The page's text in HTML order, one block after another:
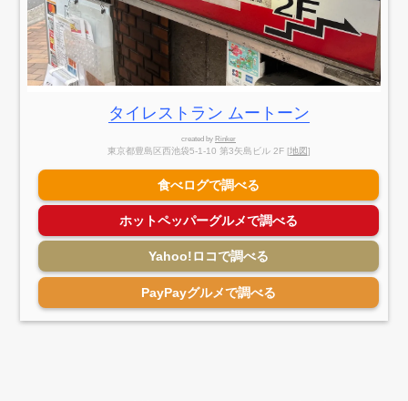
タイレストラン ムートーン
created by Rinker
東京都豊島区西池袋5-1-10 第3矢島ビル 2F [地図]
食べログで調べる
ホットペッパーグルメで調べる
Yahoo!ロコで調べる
PayPayグルメで調べる